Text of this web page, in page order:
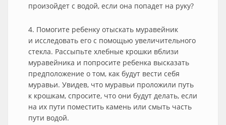
произойдет с водой, если она попадет на руку?
4. Помогите ребенку отыскать муравейник
и исследовать его с помощью увеличительного
стекла. Рассыпьте хлебные крошки вблизи
муравейника и попросите ребенка высказать
предположение о том, как будут вести себя
муравьи. Увидев, что муравьи проложили путь
к крошкам, спросите, что они будут делать, если
на их пути поместить камень или смыть часть
пути водой.